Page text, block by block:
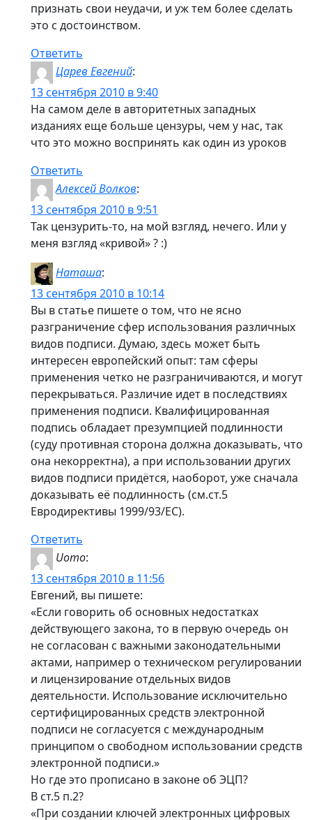
признать свои неудачи, и уж тем более сделать
это с достоинством.
Ответить
Царев Евгений:
13 сентября 2010 в 9:40
На самом деле в авторитетных западных
изданиях еще больше цензуры, чем у нас, так
что это можно воспринять как один из уроков
Ответить
Алексей Волков:
13 сентября 2010 в 9:51
Так цензурить-то, на мой взгляд, нечего. Или у
меня взгляд «кривой» ? :)
Наташа:
13 сентября 2010 в 10:14
Вы в статье пишете о том, что не ясно
разграничение сфер использования различных
видов подписи. Думаю, здесь может быть
интересен европейский опыт: там сферы
применения четко не разграничиваются, и могут
перекрываться. Различие идет в последствиях
применения подписи. Квалифицированная
подпись обладает презумпцией подлинности
(суду противная сторона должна доказывать, что
она некорректна), а при использовании других
видов подписи придётся, наоборот, уже сначала
доказывать её подлинность (см.ст.5
Евродирективы 1999/93/EC).
Ответить
Uomo:
13 сентября 2010 в 11:56
Евгений, вы пишете:
«Если говорить об основных недостатках
действующего закона, то в первую очередь он
не согласован с важными законодательными
актами, например о техническом регулировании
и лицензирование отдельных видов
деятельности. Использование исключительно
сертифицированных средств электронной
подписи не согласуется с международным
принципом о свободном использовании средств
электронной подписи.»
Но где это прописано в законе об ЭЦП?
В ст.5 п.2?
«При создании ключей электронных цифровых